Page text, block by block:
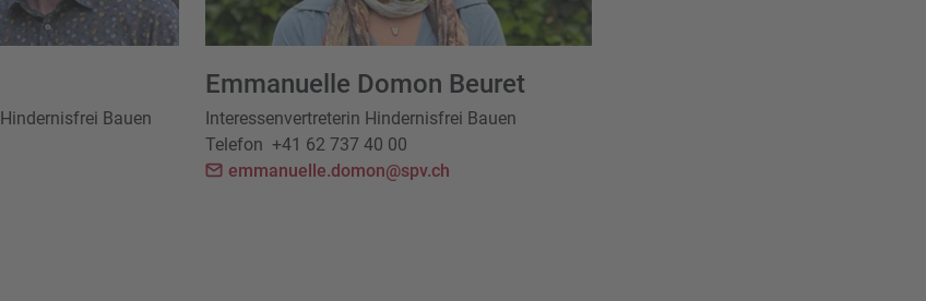
Bauen
Emmanuelle Domon Beuret
Interessenvertreterin Hindernisfrei Bauen
Telefon +41 62 737 40 00
emmanuelle.domon@spv.ch